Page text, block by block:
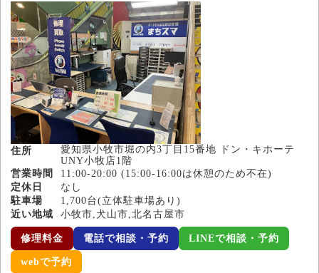
住所
愛知県小牧市堀の内3丁目15番地 ドン・キホーテ
UNY小牧店1階
営業時間
11:00-20:00 (15:00-16:00は休憩のため不在)
定休日
なし
駐車場
1,700台(立体駐車場あり)
近い地域
小牧市,犬山市,北名古屋市
修理料金 電話で相談・予約 LINEで相談・予約
webで予約